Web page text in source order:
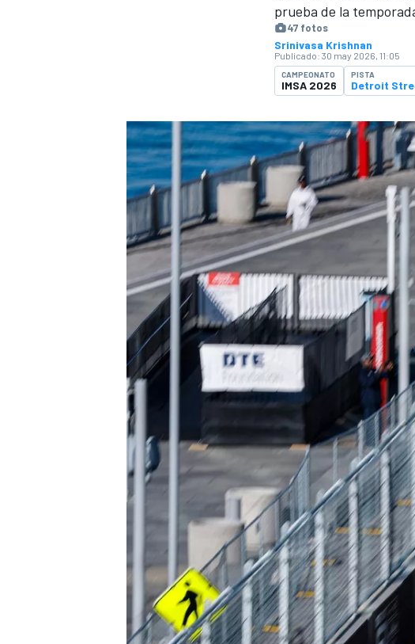
MOTOGP
NASCAR CUP
prueba de la
47 fotos
Srinivasa Krishnan
Publicado: 30 may 2026, 11:05
CAMPEONATO
IMSA 2026
PISTA
Detroit